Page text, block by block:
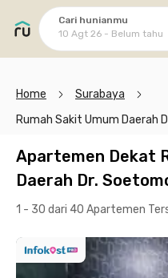
Cari hunianmu
10 Agt 26 - Belum tahu
Home
Surabaya
Rumah Sakit Umum Daerah
Apartemen Dekat
Daerah Dr.
1 - 30 dari 40 Apartemen